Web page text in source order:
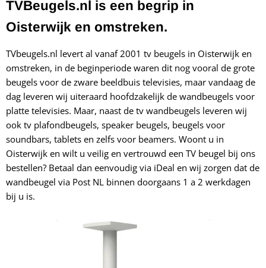
TVBeugels.nl is een begrip in
Oisterwijk en omstreken.
TVbeugels.nl levert al vanaf 2001 tv beugels in Oisterwijk en
omstreken, in de beginperiode waren dit nog vooral de grote
beugels voor de zware beeldbuis televisies, maar vandaag de
dag leveren wij uiteraard hoofdzakelijk de wandbeugels voor
platte televisies. Maar, naast de tv wandbeugels leveren wij
ook tv plafondbeugels, speaker beugels, beugels voor
soundbars, tablets en zelfs voor beamers. Woont u in
Oisterwijk en wilt u veilig en vertrouwd een TV beugel bij ons
bestellen? Betaal dan eenvoudig via iDeal en wij zorgen dat de
wandbeugel via Post NL binnen doorgaans 1 a 2 werkdagen
bij u is.